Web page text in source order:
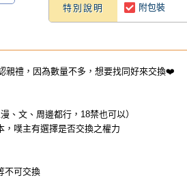
特別說明 附包裝
親禮，因為數量不多，想要找同好來交換❤️
、文、周邊都行，18禁也可以）
，噗主有選擇是否交換之權力
不可交換